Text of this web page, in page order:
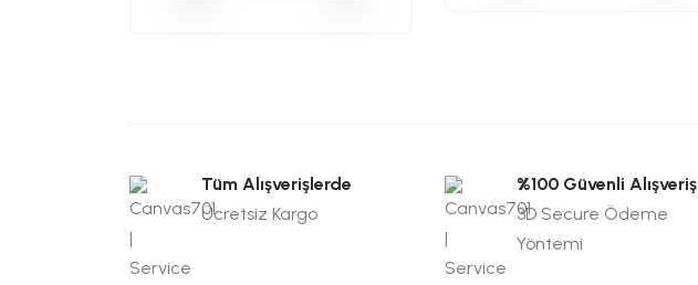
Tüm Alışverişlerde
Ücretsiz Kargo
%100 Güvenli Alışveriş
3D Secure Ödeme
Yöntemi